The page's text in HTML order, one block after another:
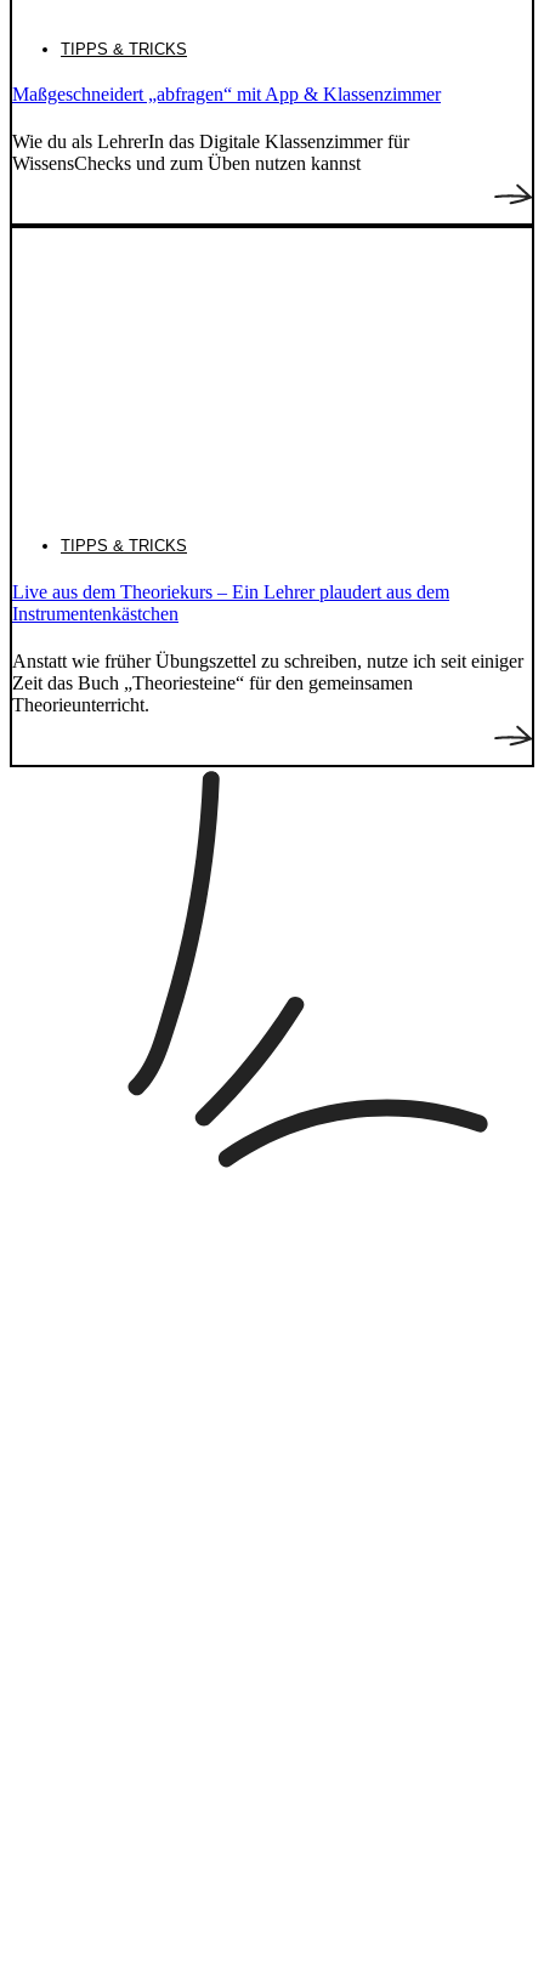
TIPPS & TRICKS
Maßgeschneidert „abfragen“ mit App & Klassenzimmer
Wie du als LehrerIn das Digitale Klassenzimmer für
WissensChecks und zum Üben nutzen kannst
TIPPS & TRICKS
Live aus dem Theoriekurs – Ein Lehrer plaudert aus dem
Instrumentenkästchen
Anstatt wie früher Übungszettel zu schreiben, nutze ich seit einiger
Zeit das Buch „Theoriesteine“ für den gemeinsamen
Theorieunterricht.